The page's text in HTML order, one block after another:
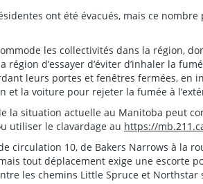
ont été évacués, mais ce
les collectivités dans la région,
région d’essayer d’éviter d’inhaler la
leurs portes et fenêtres fermées, en
et la voiture pour rejeter la fumée à
la situation actuelle au Manitoba peut
utiliser le clavardage au https://
circulation 10, de Bakers Narrows à la
tout déplacement exige une escorte
les chemins Little Spruce et